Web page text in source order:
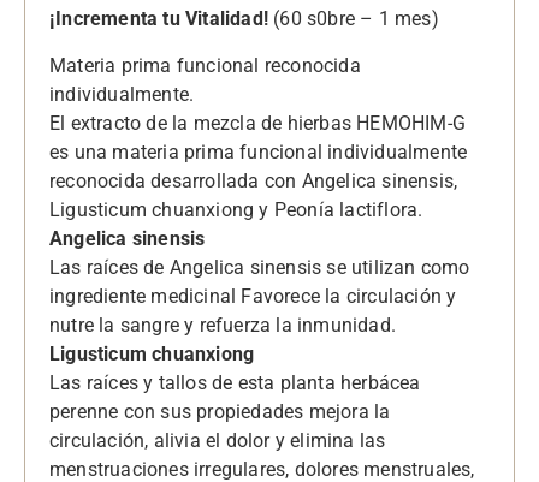
¡Incrementa tu Vitalidad! (60 s0bre – 1 mes)
Materia prima funcional reconocida
individualmente.
El extracto de la mezcla de hierbas HEMOHIM-G
es una materia prima funcional individualmente
reconocida desarrollada con Angelica sinensis,
Ligusticum chuanxiong y Peonía lactiflora.
Angelica sinensis
Las raíces de Angelica sinensis se utilizan como
ingrediente medicinal Favorece la circulación y
nutre la sangre y refuerza la inmunidad.
Ligusticum chuanxiong
Las raíces y tallos de esta planta herbácea
perenne con sus propiedades mejora la
circulación, alivia el dolor y elimina las
menstruaciones irregulares, dolores menstruales,